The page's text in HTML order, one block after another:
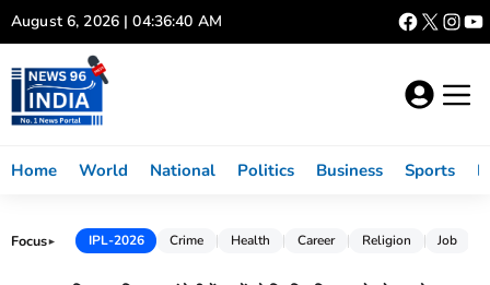
Skip
to
content
August 6, 2026 | 04:36:41 AM
Home World National Politics Business Sports
Focus► IPL-2026 Crime Health Career Religion Job